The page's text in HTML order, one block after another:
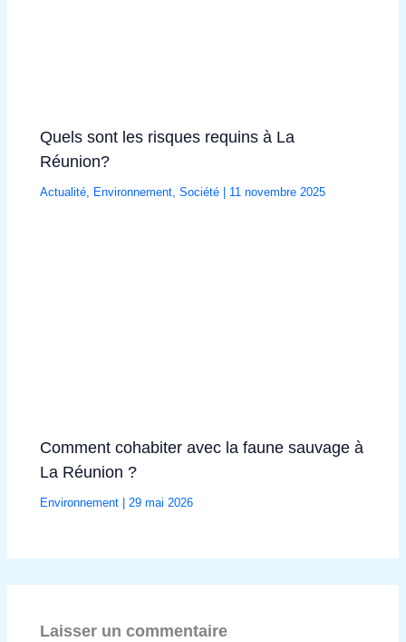
Quels sont les risques requins à La
Réunion?
Actualité, Environnement,Société 11 novembre 2025
Comment cohabiter avec la faune sauvage à
La Réunion ?
Environnement | 29 mai 2026
Laisser un commentaire